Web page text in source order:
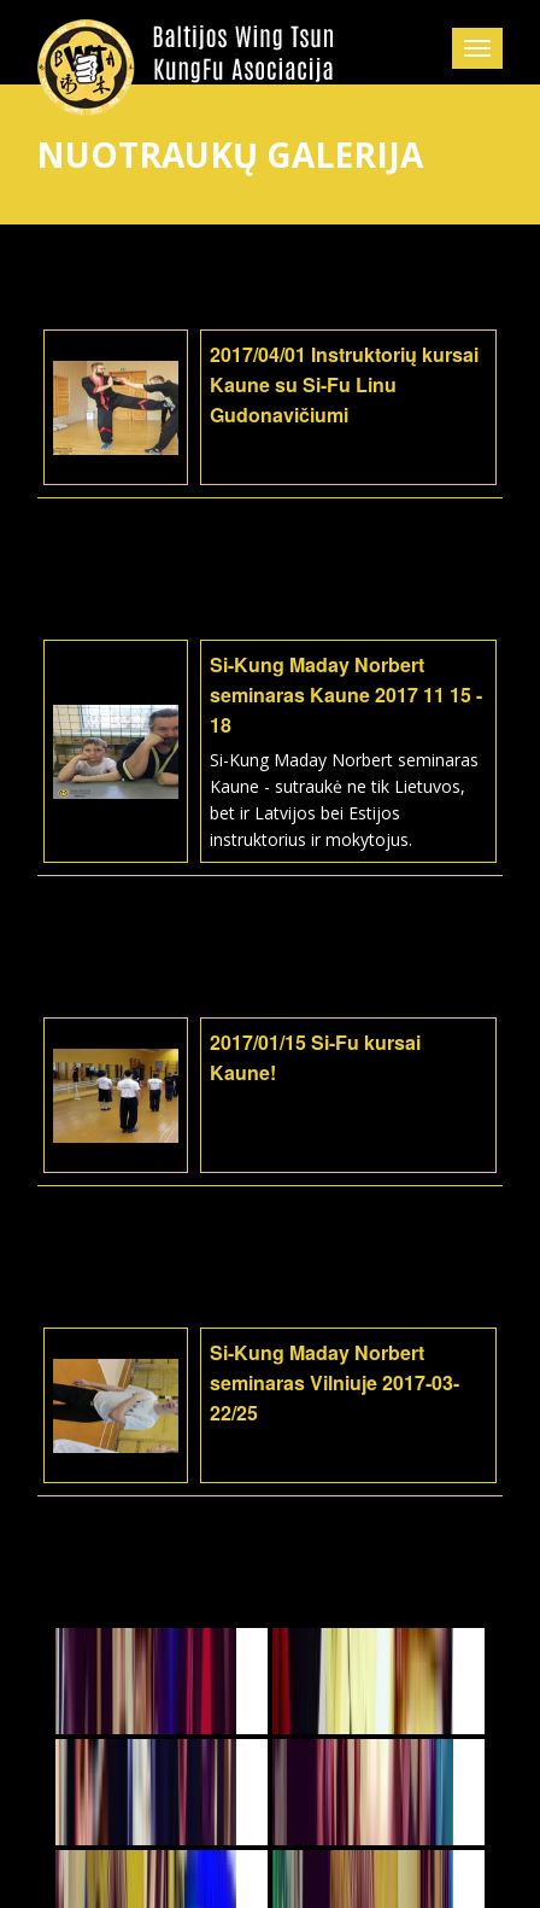
NUOTRAUKŲ GALERIJA
2017/04/01 Instruktorių kursai
Kaune su Si-Fu Linu
Gudonavičiumi
Si-Kung Maday Norbert
seminaras Kaune 2017 11 15 -
18
Si-Kung Maday Norbert seminaras
Kaune - sutraukė ne tik Lietuvos,
bet ir Latvijos bei Estijos
instruktorius ir mokytojus.
2017/01/15 Si-Fu kursai
Kaune!
Si-Kung Maday Norbert
seminaras Vilniuje 2017-03-
22/25